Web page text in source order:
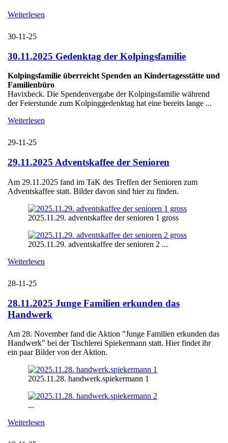
Weiterlesen
30-11-25
30.11.2025 Gedenktag der Kolpingsfamilie
Kolpingsfamilie überreicht Spenden an Kindertagesstätte und
Familienbüro
Havixbeck. Die Spendenvergabe der Kolpingsfamilie während
der Feierstunde zum Kolpinggedenktag hat eine bereits lange ...
Weiterlesen
29-11-25
29.11.2025 Adventskaffee der Senioren
Am 29.11.2025 fand im TaK des Treffen der Senioren zum
Adventskaffee statt. Bilder davon sind hier zu finden.
2025.11.29. adventskaffee der senioren 1 gross
2025.11.29. adventskaffee der senioren 2 ...
Weiterlesen
28-11-25
28.11.2025 Junge Familien erkunden das
Handwerk
Am 28. November fand die Aktion "Junge Familien erkunden das
Handwerk" bei der Tischlerei Spiekermann statt. Hier findet ihr
ein paar Bilder von der Aktion.
2025.11.28. handwerk.spiekermann 1
...
Weiterlesen